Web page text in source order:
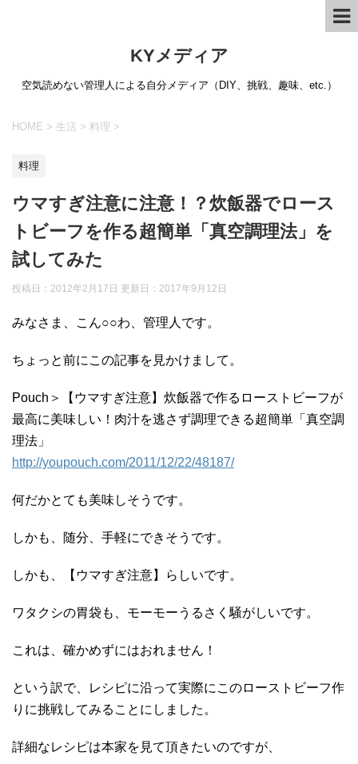
KYメディア
空気読めない管理人による自分メディア（DIY、挑戦、趣味、etc.）
HOME > 生活 > 料理 >
料理
ウマすぎ注意に注意！？炊飯器でロース
トビーフを作る超簡単「真空調理法」を
試してみた
投稿日：2012年2月17日 更新日： 2017年9月12日
みなさま、こん○○わ、管理人です。
ちょっと前にこの記事を見かけまして。
Pouch＞【ウマすぎ注意】炊飯器で作るローストビーフが
最高に美味しい！肉汁を逃さず調理できる超簡単「真空調
理法」
http://youpouch.com/2011/12/22/48187/
何だかとても美味しそうです。
しかも、随分、手軽にできそうです。
しかも、【ウマすぎ注意】らしいです。
ワタクシの胃袋も、モーモーうるさく騒がしいです。
これは、確かめずにはおれません！
という訳で、レシピに沿って実際にこのローストビーフ作
りに挑戦してみることにしました。
詳細なレシピは本家を見て頂きたいのですが、